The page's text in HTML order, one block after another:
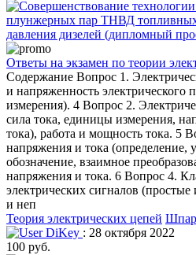
Ответы на экзамен по теории
Содержание Вопрос 1.
и напряженность электрического
измерения). 4 Вопрос 2.
сила тока, единицы измерения,
тока), работа и мощность тока. 5
напряжения и тока (определение,
обозначение, взаимное
напряжения и тока. 6 Вопрос 4.
электрических сигналов
и неп
Теория электрических цепей
DiKey : 28 октября 2022
100 руб.